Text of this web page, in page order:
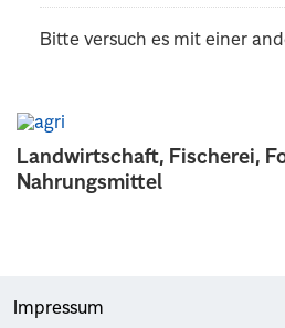
Landwirtschaft, Fischerei,
Nahrungsmittel
Bitte versuch es mit einer
Impressum